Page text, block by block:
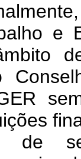
e
de